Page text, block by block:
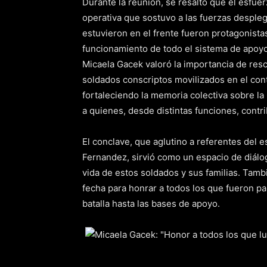
operativa que sostuvo a las fuerzas
estuvieron en el frente fueron
funcionamiento de todo el sistema de
Micaela Gacek valoró la importancia de
soldados conscriptos movilizados en el
fortaleciendo la memoria colectiva sobre
a quienes, desde distintas funciones,
El conclave, que aglutino a referentes del
Fernandez, sirvió como un espacio de
vida de estos soldados y sus familias.
fecha para honrar a todos los que fueron
batalla hasta las bases de apoyo.